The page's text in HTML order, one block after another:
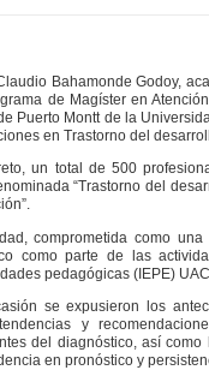
Bahamonde Godoy,
de Magíster en
Puerto Montt de la
en Trastorno del
un total de 500
“Trastorno del
comprometida como
como parte de las
pedagógicas (IEPE)
se expusieron los
y
del diagnóstico, así
en pronóstico y